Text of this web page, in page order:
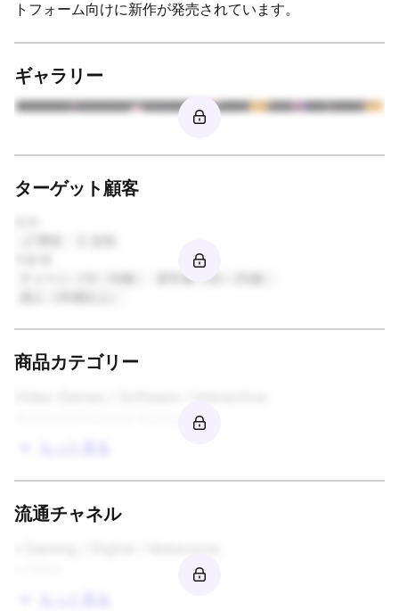
トフォーム向けに新作が発売されています。
ギャラリー
ターゲット顧客
若年層（20～25歳）
商品カテゴリー
流通チャネル